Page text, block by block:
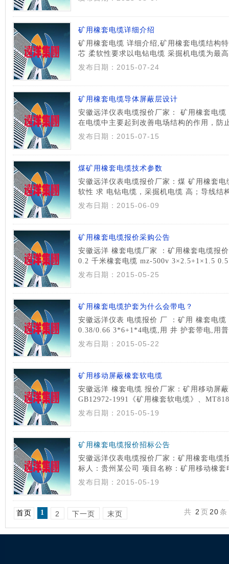
矿用橡套电缆详细介绍
矿用橡套电缆 详细介绍,矿用橡套电缆结构
芯 柔软性要求以电钻电缆 采掘机电缆为最
1 采用较软的细直径铜单线 以小节距束合
发布日期：2015-07-24
矿用橡套电缆导体屏蔽层设计
安徽远洋仪表电缆报价厂家： 矿用橡套电
在电缆中主要起到改善电场结构的作用，防
电，降低局部放电量，保证电缆的使用寿命
细]
发布日期：2015-07-15
煤矿用橡套电缆技术参数
安徽远洋仪表电缆报价厂家：煤 矿用橡套
软性 求 电钻电缆，采掘机电缆 高；导线结
细直径铜单线、 节距束合、复绞。整根电
发布日期：2015-06-09
矿用橡套电缆报价采购公告
安徽远洋 橡套电缆厂家 ：矿用橡套电缆报
0.2 千米橡套电缆 mz-500v 3×2.5+1×1.5
3×4+1×2.5 3.5 千米橡套电缆 0.5 千米橡套
发布日期：2015-05-25
矿用橡套电缆护套为什么会带电？
安徽远洋仪表 电缆报价 厂 ：矿用 橡套电
0.38/0.66 3*6+1*4电缆,用 井 护套带电,用
测量 电压, 100V左右, 电 . 场测量电缆绝缘
发布日期：2015-05-22
矿用移动屏蔽橡套软电缆
安徽远洋 橡套电缆 报价厂家：矿用移动屏
GB12972-1991《矿用橡套软电缆》、
Q/320282DCE037-2003标准生产，同时还
细]
发布日期：2015-05-19
矿用橡套电缆报价招标公告
安徽远洋仪表电缆报价厂家：矿用橡套电缆
标人：贵州某公司 项目名称：矿用移动橡
称：矿用移动橡套电缆 招标编号：
发布日期：2015-05-19
共 2 页 20 条
首页 1 2 下一页 末页